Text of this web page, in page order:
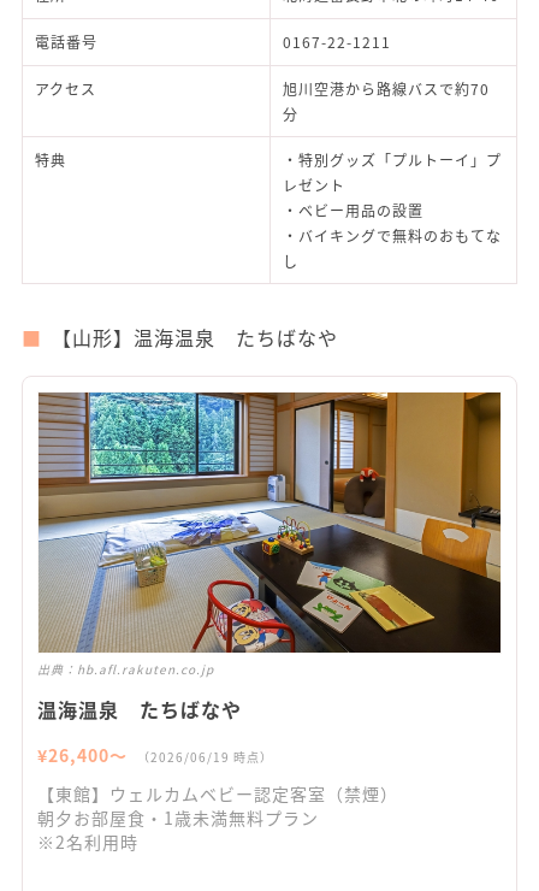
電話番号 0167-22-1211
アクセス
旭川空港から路線バスで約70
分
特典
・特別グッズ「プルトーイ」プ
レゼント
・ベビー用品の設置
・バイキングで無料のおもてな
し
【山形】温海温泉 たちばなや
出典： hb.afl.rakuten.co.jp
温海温泉 たちばなや
¥26,400〜 （2026/06/19 時点）
【東館】ウェルカムベビー認定客室（禁煙）
朝夕お部屋食・1歳未満無料プラン
※2名利用時